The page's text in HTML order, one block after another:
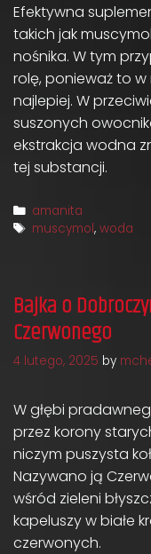
Efektywna
takich jak
nośnika. W tym
rolę, ponieważ to
najlepiej. W
suszonych
ekstrakcja wodna
tej substancji.
Categories
amanita
Tags
muscymol,woda
Bajka o
Czerwonego
4 lutego, 2025 by
W głębi
przez korony
niczym puszysta
Nazywano ją
wśród zieleni
kapeluszy w białe
czerwonych.